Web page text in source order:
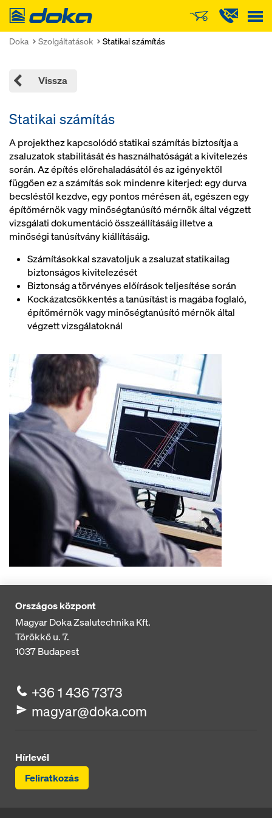
Doka
Doka Szolgáltatások Statikai számítás
Vissza
Statikai számítás
A projekthez kapcsolódó statikai számítás biztosítja a
zsaluzatok stabilitását és használhatóságát a kivitelezés
során. Az építés előrehaladásától és az igényektől
függően ez a számítás sok mindenre kiterjed: egy durva
becsléstől kezdve, egy pontos mérésen át, egészen egy
építőmérnök vagy minőségtanúsító mérnök által végzett
vizsgálati dokumentáció összeállításáig illetve a
minőségi tanúsítvány kiállításáig.
Számításokkal szavatoljuk a zsaluzat statikailag
biztonságos kivitelezését
Biztonság a törvényes előírások teljesítése során
Kockázatcsökkentés a tanúsítást is magába foglaló,
építőmérnök vagy minőségtanúsító mérnök által
végzett vizsgálatoknál
Országos központ
Magyar Doka Zsalutechnika Kft.
Törökkő u. 7.
1037Budapest
+36 1 436 7373
magyar@doka.com
Hírlevél
Feliratkozás